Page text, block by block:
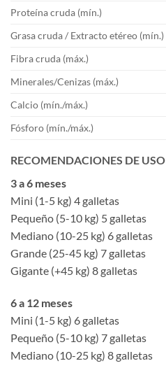
Proteína cruda (mín.)
Grasa cruda / Extracto etéreo (mín.)
Fibra cruda (máx.)
Minerales/Cenizas (máx.)
Calcio (mín./máx.)
Fósforo (mín./máx.)
RECOMENDACIONES DE USO
3 a 6 meses
Mini (1-5 kg) 4 galletas
Pequeño (5-10 kg) 5 galletas
Mediano (10-25 kg) 6 galletas
Grande (25-45 kg) 7 galletas
Gigante (+45 kg) 8 galletas
6 a 12 meses
Mini (1-5 kg) 6 galletas
Pequeño (5-10 kg) 7 galletas
Mediano (10-25 kg) 8 galletas